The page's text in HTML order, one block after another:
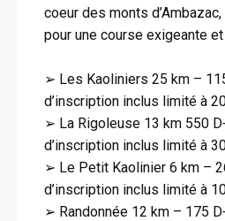
coeur des monts
pour une course exigeante
➢ Les Kaoliniers 25 km –
d’inscription inclus limité à
➢ La Rigoleuse 13 km 550
d’inscription inclus limité à
➢ Le Petit Kaolinier 6 km –
d’inscription inclus limité à
➢ Randonnée 12 km – 175